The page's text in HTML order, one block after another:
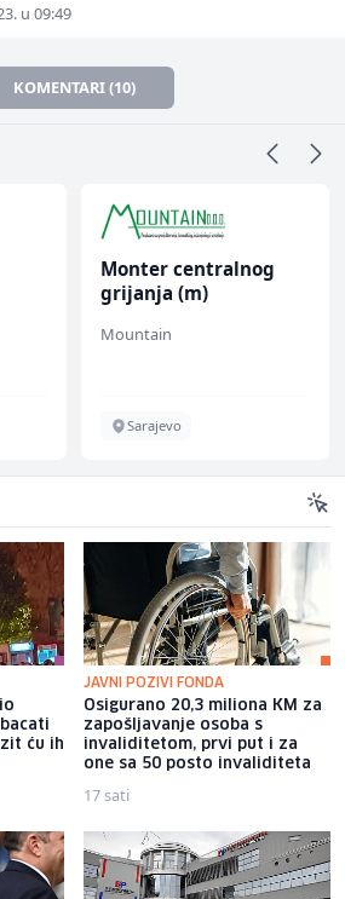
u 09:49
KOMENTARI (10)
Monter centralnog
grijanja (m)
Mountain
Sarajevo
ću ih
JAVNI POZIVI FONDA
Osigurano 20,3 miliona KM za
zapošljavanje osoba s
invaliditetom, prvi put i za
one sa 50 posto invaliditeta
17 sati